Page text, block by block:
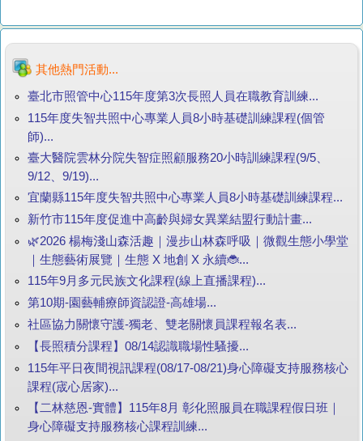
其他熱門活動...
臺北市照管中心115年度第3次長照人員在職教育訓練...
115年度失智共照中心專業人員8小時基礎訓練課程(個管
師)...
臺大醫院雲林分院失智症照顧服務20小時訓練課程(9/5、
9/12、9/19)...
宜蘭縣115年度失智共照中心專業人員8小時基礎訓練課程...
新竹市115年度促進中高齡與婦女異業結盟行動計畫...
🌿2026 楊梅淺山森活趣｜漫步山林森呼吸｜微觀生態小學堂
｜生態藝術展覽｜生態 X 地創 X 永續🐞...
115年9月多元民族文化課程(線上直播課程)...
第10期-園藝輔療師資認證-高雄場...
社區協力關懷守護-獨老、雙老關懷員課程報名表...
【長照積分課程】08/14認識職場性騷擾...
115年平日夜間視訊課程(08/17-08/21)身心障礙支持服務核心
課程(宬心居家)...
【二林慈恩-實體】115年8月 彰化照服員在職課程假日班｜
身心障礙支持服務核心課程訓練...